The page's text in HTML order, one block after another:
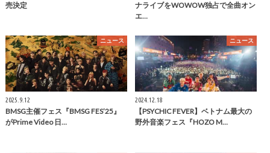
売決定
ナライブをWOWOW独占で全曲オン
エ…
ニュース
2025.9.12
BMSG主催フェス『BMSG FES’25』
がPrime Video 日…
ニュース
2024.12.18
【PSYCHIC FEVER】ベトナム最大の
野外音楽フェス『HOZO M…